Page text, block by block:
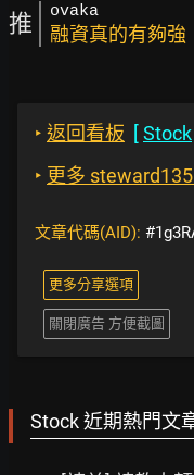
推 ovaka
融資真的有夠強
‣ 返回看板 [Stock
‣ 更多
文章代碼(AID):
更多分享選項
關閉廣告 方便截圖
Stock 近期熱門文